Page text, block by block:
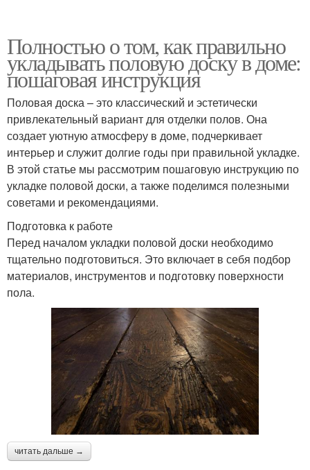
Полностью о том, как правильно
укладывать половую доску в доме:
пошаговая инструкция
Половая доска – это классический и эстетически
привлекательный вариант для отделки полов. Она
создает уютную атмосферу в доме, подчеркивает
интерьер и служит долгие годы при правильной укладке.
В этой статье мы рассмотрим пошаговую инструкцию по
укладке половой доски, а также поделимся полезными
советами и рекомендациями.
Подготовка к работе
Перед началом укладки половой доски необходимо
тщательно подготовиться. Это включает в себя подбор
материалов, инструментов и подготовку поверхности
пола.
читать дальше →